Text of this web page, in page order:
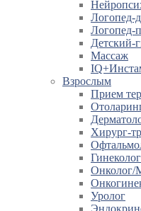
Логопед-
Логопед-
Детский-
Массаж
Взрослым
Прием
Хирург-
Гинеколог
Онколог/
Уролог